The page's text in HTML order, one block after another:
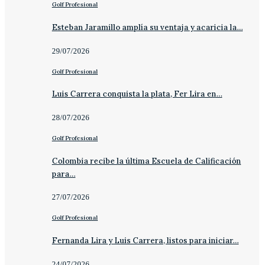
Golf Profesional
Esteban Jaramillo amplía su ventaja y acaricia la…
29/07/2026
Golf Profesional
Luis Carrera conquista la plata, Fer Lira en…
28/07/2026
Golf Profesional
Colombia recibe la última Escuela de Calificación
para…
27/07/2026
Golf Profesional
Fernanda Lira y Luis Carrera, listos para iniciar…